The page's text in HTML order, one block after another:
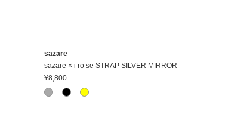
sazare
sazare × i ro se STRAP SILVER MIRROR
¥8,800